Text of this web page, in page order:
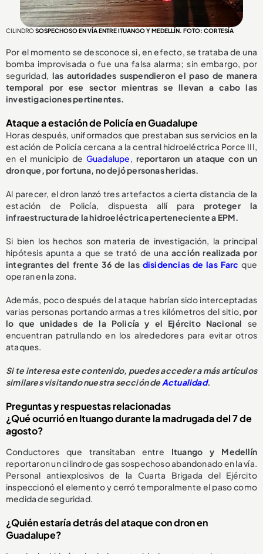
CILINDRO SOSPECHOSO EN VÍA ENTRE ITUANGO Y MEDELLÍN. FOTO: CORTESÍA
Por el momento se desconoce si, en efecto, se trataba de una
bomba improvisada o fue una falsa alarma; sin embargo, por
seguridad, las autoridades suspendieron el paso de manera
temporal por ese sector mientras se llevan a cabo las
investigaciones pertinentes.
Ataque a estación de Policía en Guadalupe
Horas después, uniformados que prestaban sus servicios en la
estación de Policía cercana a la central hidroeléctrica Porce III,
en el municipio de Guadalupe, reportaron un ataque con un
dron que, por fortuna, no dejó personas heridas.
Al parecer, el dron lanzó tres artefactos a cierta distancia de la
estación de Policía, dispuesta allí paraproteger la
infraestructura de la hidroeléctrica perteneciente a EPM.
Si bien los hechos son materia de investigación, la principal
hipótesis apunta a que se trató de una acción realizada por
integrantes del frente 36 de las disidencias de las Farcque
operan en la zona.
Además, poco después del ataque habrían sido interceptadas
varias personas portando armas a tres kilómetros del sitio, por
lo que unidades de la Policía y el Ejército Nacional se
encuentran patrullando en los alrededores para evitar otros
ataques.
Si te interesa este contenido, puedes acceder a más artículos
similares visitando nuestra sección deActualidad.
Preguntas y respuestas relacionadas
¿Qué ocurrió en Ituango durante la madrugada del 7 de
agosto?
Conductores que transitaban entre Ituango y Medellín
reportaron un cilindro de gas sospechoso abandonado en la vía.
Personal antiexplosivos de la Cuarta Brigada del Ejército
inspeccionó el elemento y cerró temporalmente el paso como
medida de seguridad.
¿Quién estaría detrás del ataque con dron en
Guadalupe?